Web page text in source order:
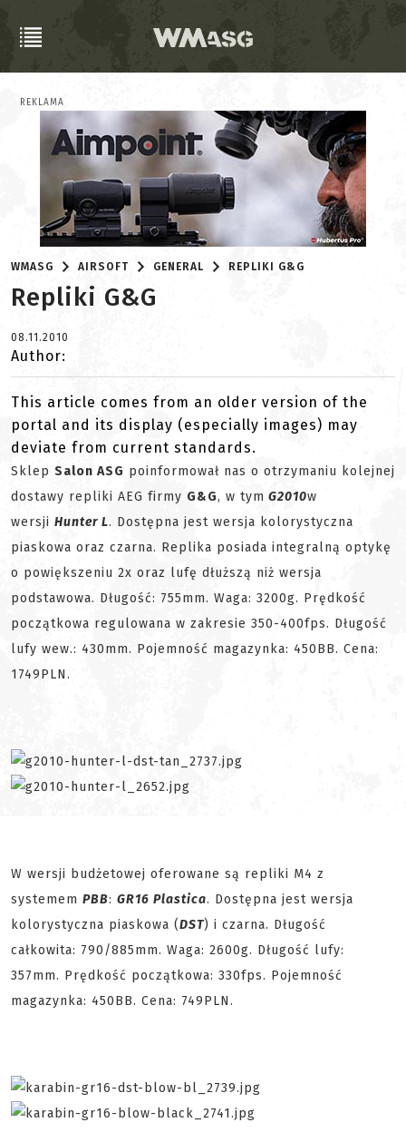
REKLAMA
WMASG AIRSOFT GENERAL REPLIKI G&G
Repliki G&G
08.11.2010
Author:
This article comes from an older version of the
portal and its display (especially images) may
deviate from current standards.
Sklep Salon ASG poinformował nas o otrzymaniu kolejnej
dostawy repliki AEG firmy G&G, w tym G2010w
wersji Hunter L. Dostępna jest wersja kolorystyczna
piaskowa oraz czarna. Replika posiada integralną optykę
o powiększeniu 2x oraz lufę dłuższą niż wersja
podstawowa. Długość: 755mm. Waga: 3200g. Prędkość
początkowa regulowana w zakresie 350-400fps. Długość
lufy wew.: 430mm. Pojemność magazynka: 450BB. Cena:
1749PLN.
W wersji budżetowej oferowane są repliki M4 z
systemem PBB: GR16 Plastica. Dostępna jest wersja
kolorystyczna piaskowa (DST) i czarna. Długość
całkowita: 790/885mm. Waga: 2600g. Długość lufy:
357mm. Prędkość początkowa: 330fps. Pojemność
magazynka: 450BB. Cena: 749PLN.